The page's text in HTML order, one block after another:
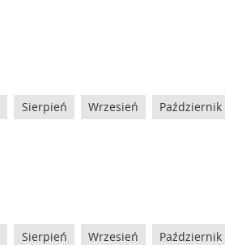
Sierpień Wrzesień Październik
Sierpień Wrzesień Październik